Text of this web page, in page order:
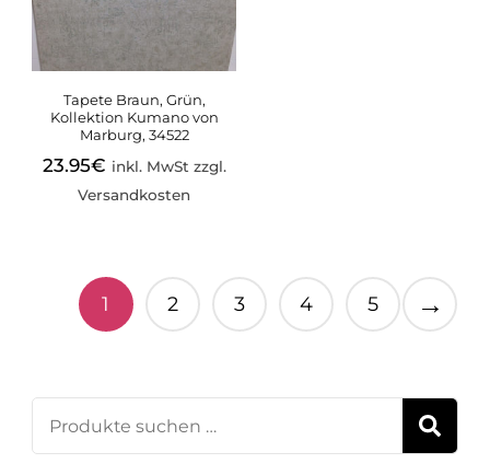
Tapete Braun, Grün,
Kollektion Kumano von
Marburg, 34522
23.95€ inkl. MwSt zzgl.
Versandkosten
1 2 3 4 5 →
Suchen
nach: